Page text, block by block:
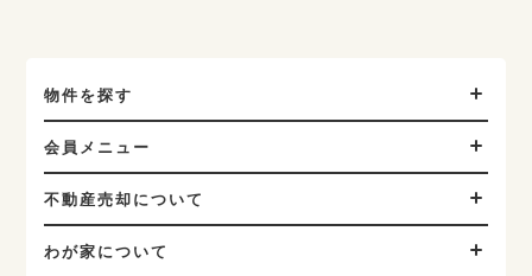
物件を探す
会員メニュー
不動産売却について
わが家について